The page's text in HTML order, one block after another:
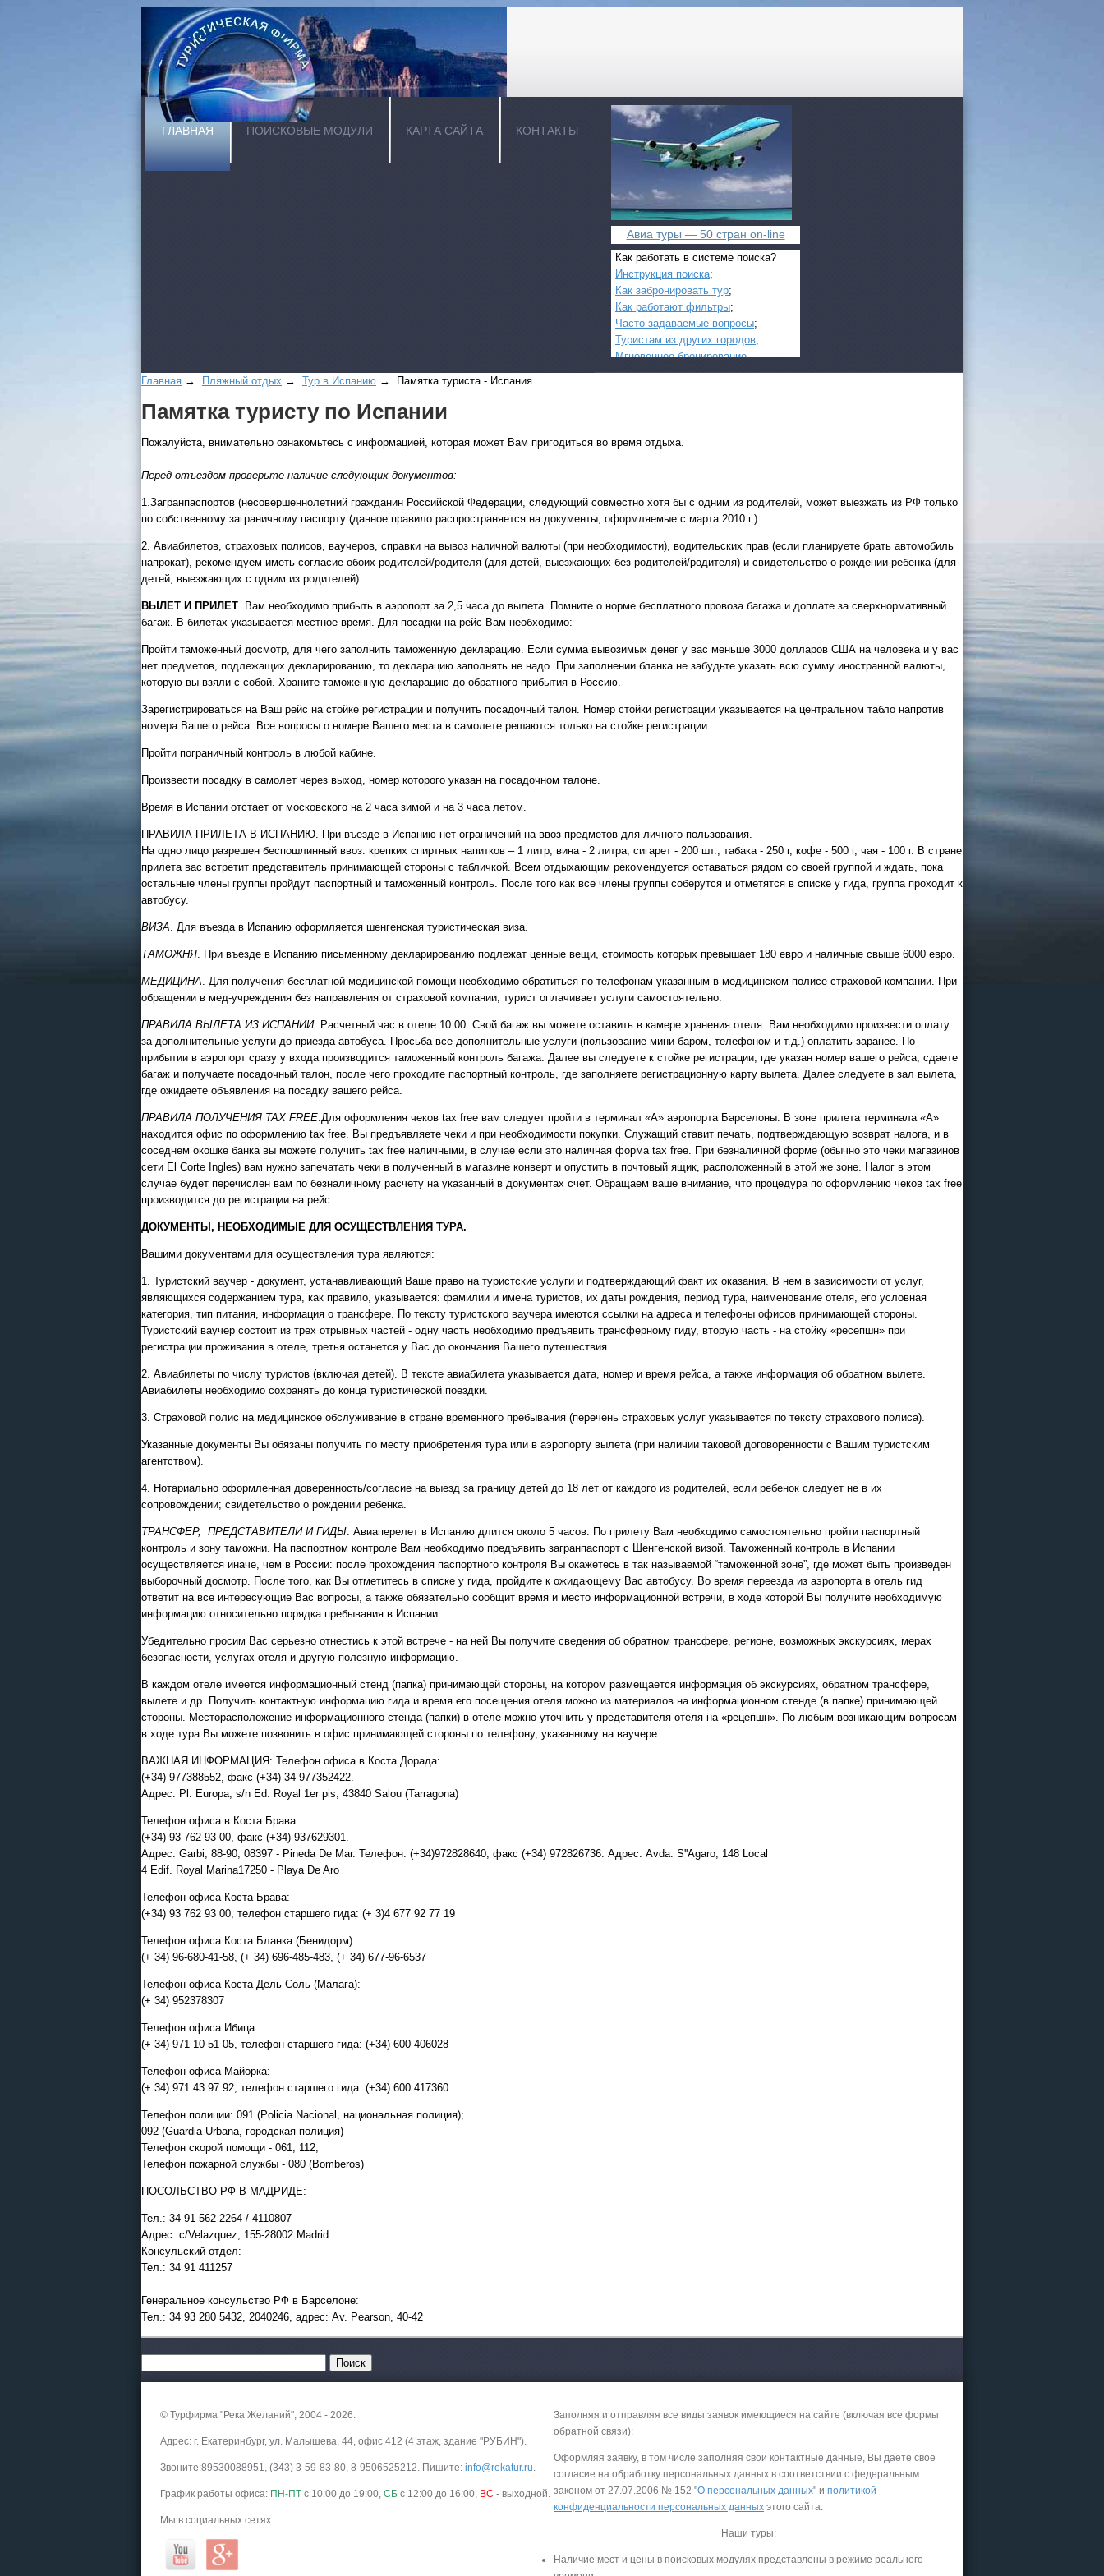
ГЛАВНАЯ ПОИСКОВЫЕ МОДУЛИ КАРТА САЙТА КОНТАКТЫ
Авиа туры — 50 стран on-line
Как работать в системе поиска?
Инструкция поиска;
Как забронировать тур;
Как работают фильтры;
Часто задаваемые вопросы;
Туристам из других городов;
Мгновенное бронирование.
Все виды отдыха в России
Автобусные туры на черное
море.
Великий Устюгна 2027
(реализация тура начнется
в конце августа)
Екатеринбурга
Экскурсионные программы
Россиия - все экскурсии в
Главная → Пляжный отдых → Тур в Испанию → Памятка туриста - Испания
Памятка туристу по Испании
Пожалуйста, внимательно ознакомьтесь с информацией, которая может Вам пригодиться во время отдыха.
Перед отъездом проверьте наличие следующих документов:
1.Загранпаспортов (несовершеннолетний гражданин Российской Федерации, следующий совместно хотя бы с одним из родителей, может выезжать из РФ только
по собственному заграничному паспорту (данное правило распространяется на документы, оформляемые с марта 2010 г.)
2. Авиабилетов, страховых полисов, ваучеров, справки на вывоз наличной валюты (при необходимости), водительских прав (если планируете брать автомобиль
напрокат), рекомендуем иметь согласие обоих родителей/родителя (для детей, выезжающих без родителей/родителя) и свидетельство о рождении ребенка (для
детей, выезжающих с одним из родителей).
ВЫЛЕТ И ПРИЛЕТ . Вам необходимо прибыть в аэропорт за 2,5 часа до вылета. Помните о норме бесплатного провоза багажа и доплате за сверхнормативный
багаж. В билетах указывается местное время. Для посадки на рейс Вам необходимо:
Пройти таможенный досмотр, для чего заполнить таможенную декларацию. Если сумма вывозимых денег у вас меньше 3000 долларов США на человека и у вас
нет предметов, подлежащих декларированию, то декларацию заполнять не надо. При заполнении бланка не забудьте указать всю сумму иностранной валюты,
которую вы взяли с собой. Храните таможенную декларацию до обратного прибытия в Россию.
Зарегистрироваться на Ваш рейс на стойке регистрации и получить посадочный талон. Номер стойки регистрации указывается на центральном табло напротив
номера Вашего рейса. Все вопросы о номере Вашего места в самолете решаются только на стойке регистрации.
Пройти пограничный контроль в любой кабине.
Произвести посадку в самолет через выход, номер которого указан на посадочном талоне.
Время в Испании отстает от московского на 2 часа зимой и на 3 часа летом.
ПРАВИЛА ПРИЛЕТА В ИСПАНИЮ. При въезде в Испанию нет ограничений на ввоз предметов для личного пользования.
На одно лицо разрешен беспошлинный ввоз: крепких спиртных напитков – 1 литр, вина - 2 литра, сигарет - 200 шт., табака - 250 г, кофе - 500 г, чая - 100 г. В стране
прилета вас встретит представитель принимающей стороны с табличкой. Всем отдыхающим рекомендуется оставаться рядом со своей группой и ждать, пока
остальные члены группы пройдут паспортный и таможенный контроль. После того как все члены группы соберутся и отметятся в списке у гида, группа проходит к
автобусу.
ВИЗА . Для въезда в Испанию оформляется шенгенская туристическая виза.
ТАМОЖНЯ . При въезде в Испанию письменному декларированию подлежат ценные вещи, стоимость которых превышает 180 евро и наличные свыше 6000 евро.
МЕДИЦИНА . Для получения бесплатной медицинской помощи необходимо обратиться по телефонам указанным в медицинском полисе страховой компании. При
обращении в мед-учреждения без направления от страховой компании, турист оплачивает услуги самостоятельно.
ПРАВИЛА ВЫЛЕТА ИЗ ИСПАНИИ. Расчетный час в отеле 10:00. Свой багаж вы можете оставить в камере хранения отеля. Вам необходимо произвести оплату
за дополнительные услуги до приезда автобуса. Просьба все дополнительные услуги (пользование мини-баром, телефоном и т.д.) оплатить заранее. По
прибытии в аэропорт сразу у входа производится таможенный контроль багажа. Далее вы следуете к стойке регистрации, где указан номер вашего рейса, сдаете
багаж и получаете посадочный талон, после чего проходите паспортный контроль, где заполняете регистрационную карту вылета. Далее следуете в зал вылета,
где ожидаете объявления на посадку вашего рейса.
ПРАВИЛА ПОЛУЧЕНИЯ TAX FREE .Для оформления чеков tax free вам следует пройти в терминал «A» аэропорта Барселоны. В зоне прилета терминала «А»
находится офис по оформлению tax free. Вы предъявляете чеки и при необходимости покупки. Служащий ставит печать, подтверждающую возврат налога, и в
соседнем окошке банка вы можете получить tax free наличными, в случае если это наличная форма tax free. При безналичной форме (обычно это чеки магазинов
сети El Corte Ingles) вам нужно запечатать чеки в полученный в магазине конверт и опустить в почтовый ящик, расположенный в этой же зоне. Налог в этом
случае будет перечислен вам по безналичному расчету на указанный в документах счет. Обращаем ваше внимание, что процедура по оформлению чеков tax free
производится до регистрации на рейс.
ДОКУМЕНТЫ, НЕОБХОДИМЫЕ ДЛЯ ОСУЩЕСТВЛЕНИЯ ТУРА.
Вашими документами для осуществления тура являются:
1. Туристский ваучер - документ, устанавливающий Ваше право на туристские услуги и подтверждающий факт их оказания. В нем в зависимости от услуг,
являющихся содержанием тура, как правило, указывается: фамилии и имена туристов, их даты рождения, период тура, наименование отеля, его условная
категория, тип питания, информация о трансфере. По тексту туристского ваучера имеются ссылки на адреса и телефоны офисов принимающей стороны.
Туристский ваучер состоит из трех отрывных частей - одну часть необходимо предъявить трансферному гиду, вторую часть - на стойку «ресепшн» при
регистрации проживания в отеле, третья останется у Вас до окончания Вашего путешествия.
2. Авиабилеты по числу туристов (включая детей). В тексте авиабилета указывается дата, номер и время рейса, а также информация об обратном вылете.
Авиабилеты необходимо сохранять до конца туристической поездки.
3. Страховой полис на медицинское обслуживание в стране временного пребывания (перечень страховых услуг указывается по тексту страхового полиса).
Указанные документы Вы обязаны получить по месту приобретения тура или в аэропорту вылета (при наличии таковой договоренности с Вашим туристским
агентством).
4. Нотариально оформленная доверенность/согласие на выезд за границу детей до 18 лет от каждого из родителей, если ребенок следует не в их
сопровождении; свидетельство о рождении ребенка.
ТРАНСФЕР, ПРЕДСТАВИТЕЛИ И ГИДЫ . Авиаперелет в Испанию длится около 5 часов. По прилету Вам необходимо самостоятельно пройти паспортный
контроль и зону таможни. На паспортном контроле Вам необходимо предъявить загранпаспорт с Шенгенской визой. Таможенный контроль в Испании
осуществляется иначе, чем в России: после прохождения паспортного контроля Вы окажетесь в так называемой “таможенной зоне”, где может быть произведен
выборочный досмотр. После того, как Вы отметитесь в списке у гида, пройдите к ожидающему Вас автобусу. Во время переезда из аэропорта в отель гид
ответит на все интересующие Вас вопросы, а также обязательно сообщит время и место информационной встречи, в ходе которой Вы получите необходимую
информацию относительно порядка пребывания в Испании.
Убедительно просим Вас серьезно отнестись к этой встрече - на ней Вы получите сведения об обратном трансфере, регионе, возможных экскурсиях, мерах
безопасности, услугах отеля и другую полезную информацию.
В каждом отеле имеется информационный стенд (папка) принимающей стороны, на котором размещается информация об экскурсиях, обратном трансфере,
вылете и др. Получить контактную информацию гида и время его посещения отеля можно из материалов на информационном стенде (в папке) принимающей
стороны. Месторасположение информационного стенда (папки) в отеле можно уточнить у представителя отеля на «рецепшн». По любым возникающим вопросам
в ходе тура Вы можете позвонить в офис принимающей стороны по телефону, указанному на ваучере.
ВАЖНАЯ ИНФОРМАЦИЯ: Телефон офиса в Коста Дорада:
(+34) 977388552, факс (+34) 34 977352422.
Адрес: Pl. Europa, s/n Ed. Royal 1er pis, 43840 Salou (Tarragona)
Телефон офиса в Коста Брава:
(+34) 93 762 93 00, факс (+34) 937629301.
Адрес: Garbi, 88-90, 08397 - Pineda De Mar. Телефон: (+34)972828640, факс (+34) 972826736. Адрес: Avda. S''Agaro, 148 Local
4 Edif. Royal Marina17250 - Playa De Aro
Телефон офиса Коста Брава:
(+34) 93 762 93 00, телефон старшего гида: (+ 3)4 677 92 77 19
Телефон офиса Коста Бланка (Бенидорм):
(+ 34) 96-680-41-58, (+ 34) 696-485-483, (+ 34) 677-96-6537
Телефон офиса Коста Дель Соль (Малага):
(+ 34) 952378307
Телефон офиса Ибица:
(+ 34) 971 10 51 05, телефон старшего гида: (+34) 600 406028
Телефон офиса Майорка:
(+ 34) 971 43 97 92, телефон старшего гида: (+34) 600 417360
Телефон полиции: 091 (Policia Nacional, национальная полиция);
092 (Guardia Urbana, городская полиция)
Телефон скорой помощи - 061, 112;
Телефон пожарной службы - 080 (Bomberos)
ПОСОЛЬСТВО РФ В МАДРИДЕ:
Тел.: 34 91 562 2264 / 4110807
Адрес: c/Velazquez, 155-28002 Madrid
Консульский отдел:
Тел.: 34 91 411257
Генеральное консульство РФ в Барселоне:
Тел.: 34 93 280 5432, 2040246, адрес: Av. Pearson, 40-42
© Турфирма "Река Желаний", 2004 - 2026.
Адрес: г. Екатеринбург, ул. Малышева, 44, офис 412 (4 этаж, здание "РУБИН").
Звоните:89530088951, (343) 3-59-83-80, 8-9506525212. Пишите: info@rekatur.ru.
График работы офиса: ПН-ПТ с 10:00 до 19:00, СБ с 12:00 до 16:00, ВС - выходной.
Мы в социальных сетях:
Заполняя и отправляя все виды заявок имеющиеся на сайте (включая все формы
обратной связи):
Оформляя заявку, в том числе заполняя свои контактные данные, Вы даёте свое
согласие на обработку персональных данных в соответствии с федеральным
законом от 27.07.2006 № 152 "О персональных данных" и политикой
конфиденциальности персональных данных этого сайта.
Наши туры:
Наличие мест и цены в поисковых модулях представлены в режиме реального